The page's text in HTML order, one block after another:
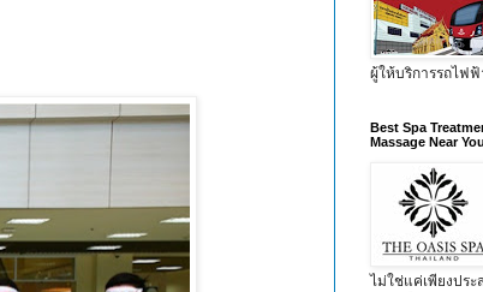
ผู้ให้บริการรถไฟ
Best Spa
Massage Near
ไม่ใช่แค่เพียงปร